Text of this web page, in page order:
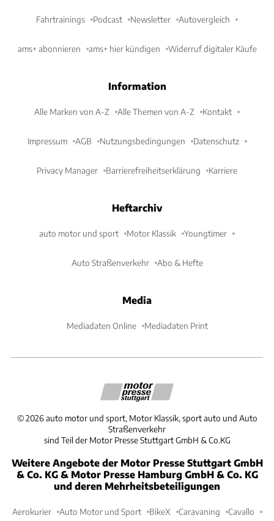
Fahrtrainings Podcast Newsletter Autovergleich
ams+ abonnieren ams+ hier kündigen Widerruf digitaler Käufe
Information
Alle Marken von A-Z Alle Themen von A-Z Kontakt
Impressum AGB Nutzungsbedingungen Datenschutz
Privacy Manager Barrierefreiheitserklärung Karriere
Heftarchiv
auto motor und sport Motor Klassik Youngtimer
Auto Straßenverkehr Abo & Hefte
Media
Mediadaten Online Mediadaten Print
©2026 auto motor und sport, Motor Klassik, sport auto und Auto
Straßenverkehr
sind Teil der Motor Presse Stuttgart GmbH & Co.KG
Weitere Angebote der Motor Presse Stuttgart GmbH
& Co. KG & Motor Presse Hamburg GmbH & Co. KG
und deren Mehrheitsbeteiligungen
Aerokurier Auto Motor und Sport BikeX Caravaning Cavallo